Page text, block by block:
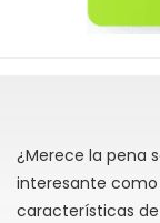
¿Merece la pena
interesante como
características